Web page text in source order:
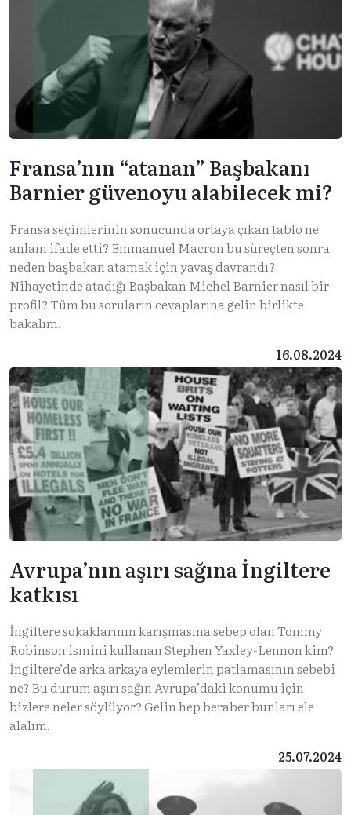
Fransa’nın “atanan” Başbakanı
Barnier güvenoyu alabilecek mi?
Fransa seçimlerinin sonucunda ortaya çıkan tablo ne
anlam ifade etti? Emmanuel Macron bu süreçten sonra
neden başbakan atamak için yavaş davrandı?
Nihayetinde atadığı Başbakan Michel Barnier nasıl bir
profil? Tüm bu soruların cevaplarına gelin birlikte
bakalım.
16.08.2024
Avrupa’nın aşırı sağına İngiltere
katkısı
İngiltere sokaklarının karışmasına sebep olan Tommy
Robinson ismini kullanan Stephen Yaxley-Lennon kim?
İngiltere’de arka arkaya eylemlerin patlamasının sebebi
ne? Bu durum aşırı sağın Avrupa’daki konumu için
bizlere neler söylüyor? Gelin hep beraber bunları ele
alalım.
25.07.2024